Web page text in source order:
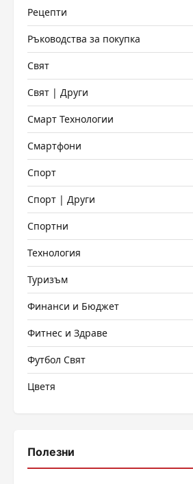
Рецепти
Ръководства за покупка
Свят
Свят | Други
Смарт Технологии
Смартфони
Спорт
Спорт | Други
Спортни
Технология
Туризъм
Финанси и Бюджет
Фитнес и Здраве
Футбол Свят
Цветя
Полезни